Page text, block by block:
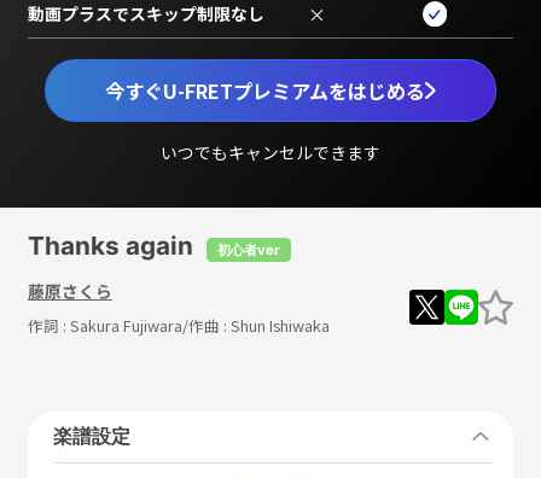
今すぐU-FRETプレミアムをはじめる
いつでもキャンセルできます
動画プラスでスキップ制限なし ×
Thanks again 初心者ver
藤原さくら
作詞 : Sakura Fujiwara/作曲 : Shun Ishiwaka
楽譜設定